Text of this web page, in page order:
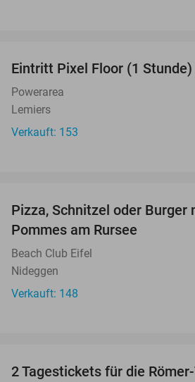
Eintritt Pixel Floor (1
Powerarea
Lemiers
Verkauft: 153
Pizza, Schnitzel oder Burger
Pommes am Rursee
Beach Club Eifel
Nideggen
Verkauft: 148
2 Tagestickets für die